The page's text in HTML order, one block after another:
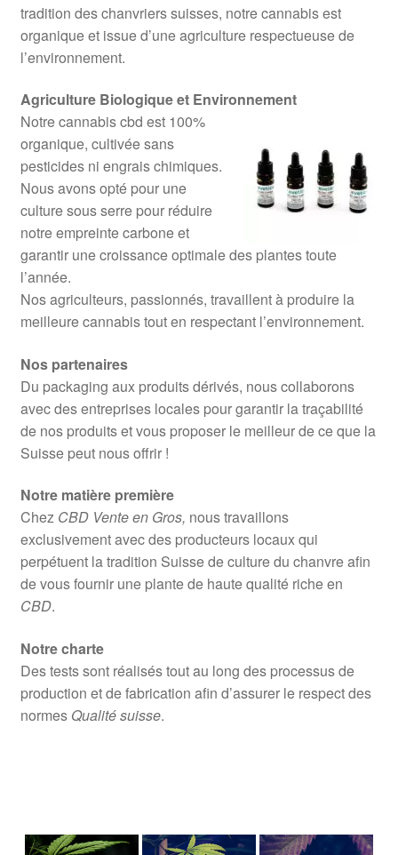
tradition des chanvriers suisses, notre cannabis est
organique et issue d’une agriculture respectueuse de
l’environnement.
Agriculture Biologique et Environnement
Notre cannabis cbd est 100%
organique, cultivée sans
pesticides ni engrais chimiques.
Nous avons opté pour une
culture sous serre pour réduire
notre empreinte carbone et
garantir une croissance optimale des plantes toute
l’année.
Nos agriculteurs, passionnés, travaillent à produire la
meilleure cannabis tout en respectant l’environnement.
Nos partenaires
Du packaging aux produits dérivés, nous collaborons
avec des entreprises locales pour garantir la traçabilité
de nos produits et vous proposer le meilleur de ce que la
Suisse peut nous offrir !
Notre matière première
Chez CBD Vente en Gros, nous travaillons
exclusivement avec des producteurs locaux qui
perpétuent la tradition Suisse de culture du chanvre afin
de vous fournir une plante de haute qualité riche en
CBD.
Notre charte
Des tests sont réalisés tout au long des processus de
production et de fabrication afin d’assurer le respect des
normes Qualité suisse.